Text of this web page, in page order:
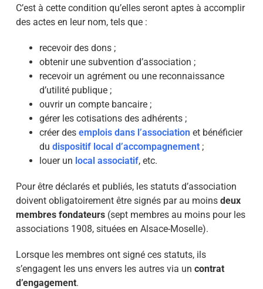
C’est à cette condition qu’elles seront aptes à accomplir
des actes en leur nom, tels que :
recevoir des dons ;
obtenir une subvention d’association ;
recevoir un agrément ou une reconnaissance
d’utilité publique ;
ouvrir un compte bancaire ;
gérer les cotisations des adhérents ;
créer des emplois dans l’association et bénéficier
du dispositif local d’accompagnement;
louer un local associatif, etc.
Pour être déclarés et publiés, les statuts d’association
doivent obligatoirement être signés par au moinsdeux
membres fondateurs (sept membres au moins pour les
associations 1908, situées en Alsace-Moselle).
Lorsque les membres ont signé ces statuts, ils
s’engagent les uns envers les autres via un contrat
d’engagement.